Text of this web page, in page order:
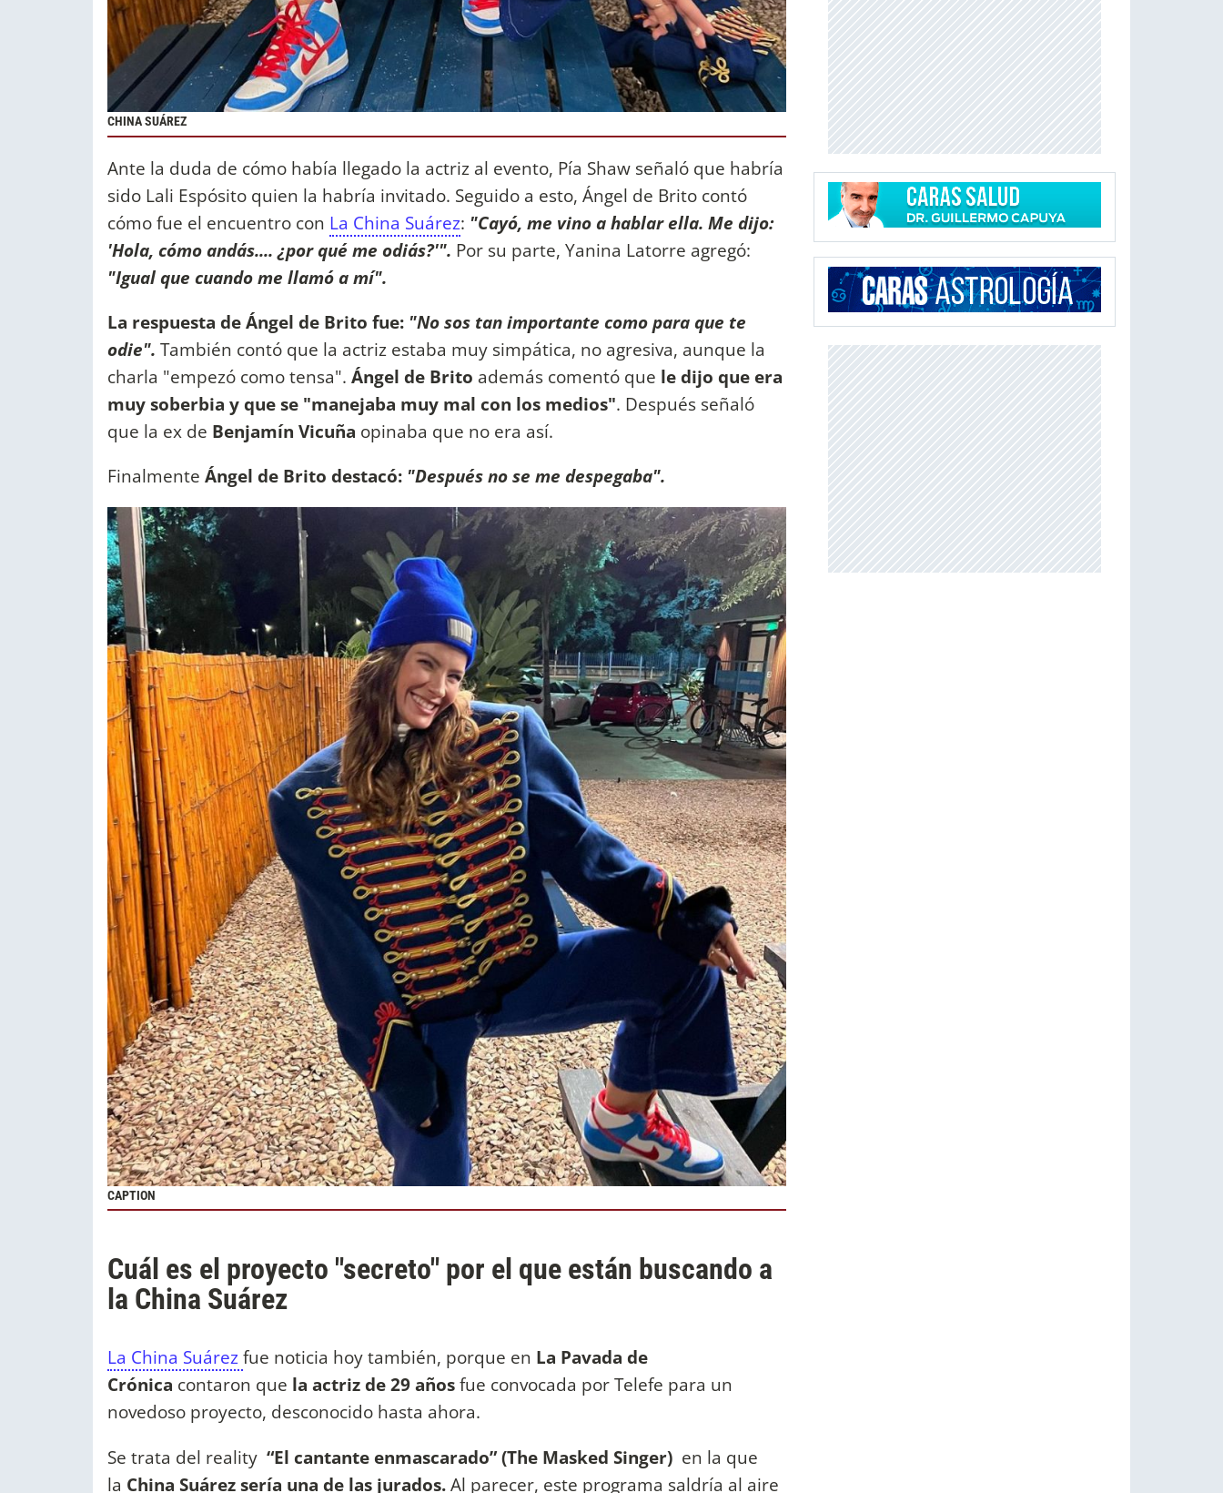
CHINA SUÁREZ
Ante la duda de cómo había llegado la actriz al evento, Pía Shaw señaló que habría
sido Lali Espósito quien la habría invitado. Seguido a esto, Ángel de Brito contó
cómo fue el encuentro con La China Suárez: "Cayó, me vino a hablar ella. Me dijo:
'Hola, cómo andás.... ¿por qué me odiás?'". Por su parte, Yanina Latorre agregó:
"Igual que cuando me llamó a mí".
La respuesta de Ángel de Brito fue: "No sos tan importante como para que te
odie". También contó que la actriz estaba muy simpática, no agresiva, aunque la
charla "empezó como tensa". Ángel de Brito además comentó que le dijo que era
muy soberbia y que se "manejaba muy mal con los medios". Después señaló
que la ex de Benjamín Vicuña opinaba que no era así.
Finalmente Ángel de Brito destacó: "Después no se me despegaba".
CAPTION
Cuál es el proyecto "secreto" por el que están buscando a
la China Suárez
La China Suárezfue noticia hoy también, porque en La Pavada de
Crónica contaron que la actriz de 29 añosfue convocada por Telefe para un
novedoso proyecto, desconocido hasta ahora.
Se trata del reality “El cantante enmascarado” (The Masked Singer) en la que
la China Suárez sería una de las jurados.Al parecer, este programa saldría al aire